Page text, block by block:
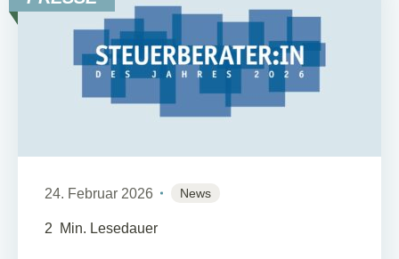
24. Februar 2026 News
2 Min. Lesedauer